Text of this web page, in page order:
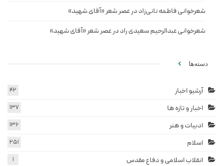
شعرخوانی فاطمه نانی‌زاد در عصر شعر «آقای شهید»
شعرخوانی عبدالرحیم سعیدی راد در عصر شعر «آقای شهید»
دسته‌ها
آرشیو اخبار 42
اخبار و تازه ها 137
ادبیات و هنر 136
اسلام 251
انقلاب اسلامی و دفاع مقدس 1